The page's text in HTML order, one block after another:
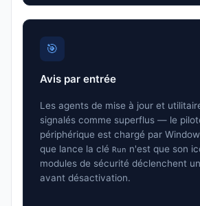
🎯
Avis par entrée
Les agents de mise à jour et
signalés comme superflus — le
périphérique est chargé par
que lance la clé Run n'est que son
modules de sécurité déclenchent
avant désactivation.